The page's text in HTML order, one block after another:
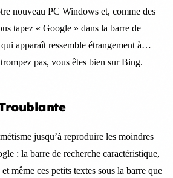
nouveau PC Windows et, comme des
tapez « Google » dans la barre de
apparaît ressemble étrangement à…
pas, vous êtes bien sur Bing.
jusqu’à reproduire les moindres
: la barre de recherche caractéristique,
même ces petits textes sous la barre que